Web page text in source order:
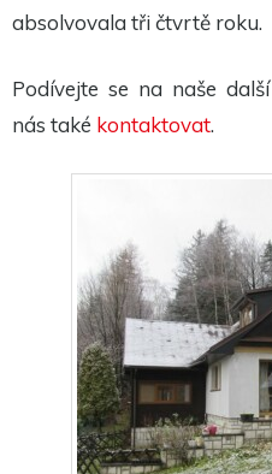
absolvovala tři čtvrtě roku.
Podívejte se na naše další
nás také kontaktovat.